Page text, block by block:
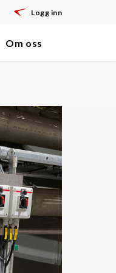
Logg inn
Om oss